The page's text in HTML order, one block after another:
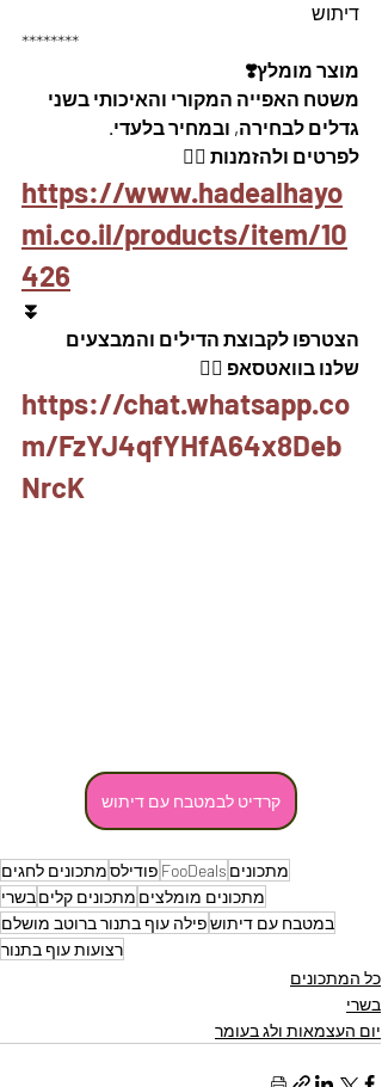
דיתוש
********
מוצר מומלץ❣️
משטח האפייה המקורי והאיכותי בשני
גדלים לבחירה, ובמחיר בלעדי.
לפרטים ולהזמנות 👇🏼
https://www.hadealhayo
mi.co.il/products/item/10
426
⏬
הצטרפו לקבוצת הדילים והמבצעים
שלנו בוואטסאפ 👇🏽
https://chat.whatsapp.co
m/FzYJ4qfYHfA64x8Deb
NrcK
קרדיט לבמטבח עם דיתוש
מתכונים FooDeals פודילסמתכונים לחגים
מתכונים מומלצים מתכונים קליםבשרי
במטבח עם דיתושפילה עוף בתנור ברוטב מושלם
רצועות עוף בתנור
כל המתכונים
בשרי
יום העצמאות ולג בעומר